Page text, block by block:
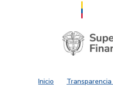
Saltar al contenido principal
Inicio